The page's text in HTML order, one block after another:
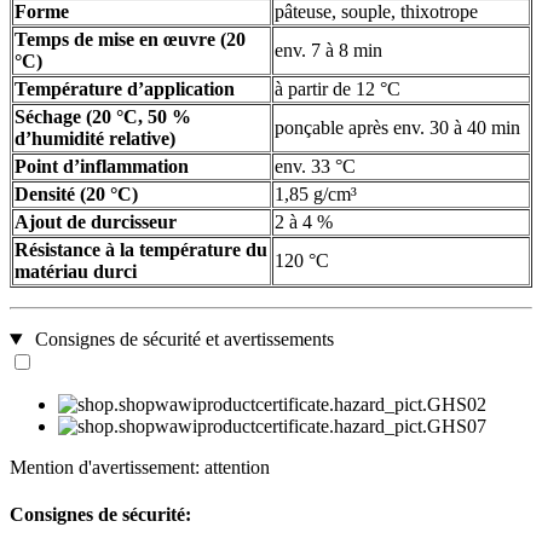
Forme
pâteuse, souple, thixotrope
Temps de mise en œuvre (20
°C)
env. 7 à 8 min
Température d’application
à partir de 12 °C
Séchage (20 °C, 50 %
d’humidité relative)
ponçable après env. 30 à 40 min
Point d’inflammation
env. 33 °C
Densité (20 °C)
1,85 g/cm³
Ajout de durcisseur
2 à 4 %
Résistance à la température du
matériau durci
120 °C
Consignes de sécurité et avertissements
Mention d'avertissement: attention
Consignes de sécurité: